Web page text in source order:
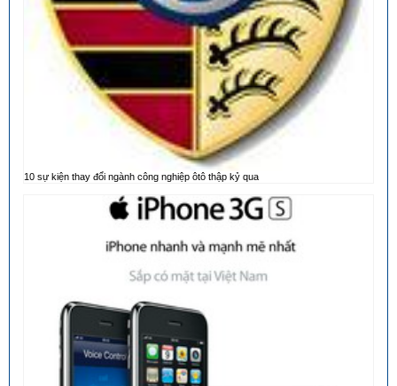
10 sự kiện thay đổi ngành công nghiệp ôtô thập kỷ qua